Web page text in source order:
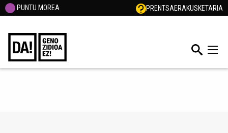
PUNTU MOREA PRENTSAERAKUSKETARIA